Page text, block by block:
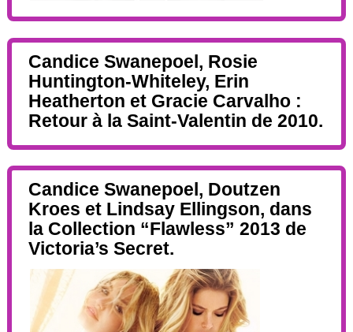
Candice Swanepoel, Rosie
Huntington-Whiteley, Erin
Heatherton et Gracie Carvalho :
Retour à la Saint-Valentin de 2010.
Candice Swanepoel, Doutzen
Kroes et Lindsay Ellingson, dans
la Collection “Flawless” 2013 de
Victoria’s Secret.